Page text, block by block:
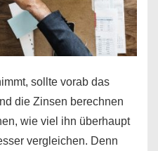
sollte vorab das
die Zinsen berechnen
wie viel ihn überhaupt
vergleichen. Denn